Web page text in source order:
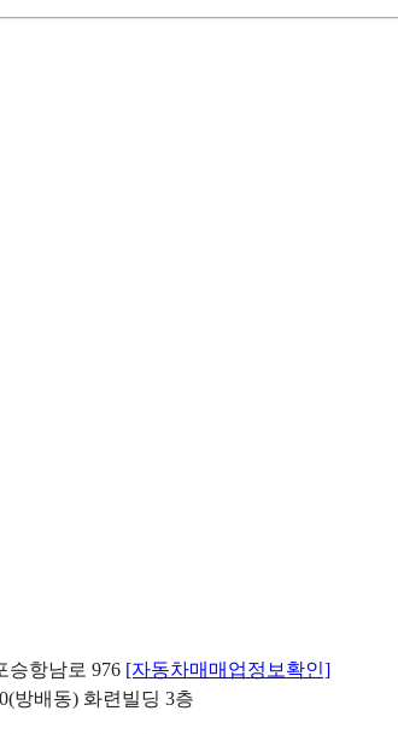
승항남로 976 [자동차매매업정보확인]
방배동) 화련빌딩 3층